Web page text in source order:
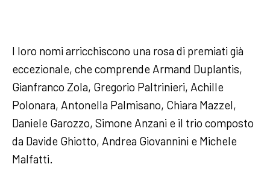
I loro nomi arricchiscono una rosa di premiati già
eccezionale, che comprende Armand Duplantis,
Gianfranco Zola, Gregorio Paltrinieri, Achille
Polonara, Antonella Palmisano, Chiara Mazzel,
Daniele Garozzo, Simone Anzani e il trio composto
da Davide Ghiotto, Andrea Giovannini e Michele
Malfatti.